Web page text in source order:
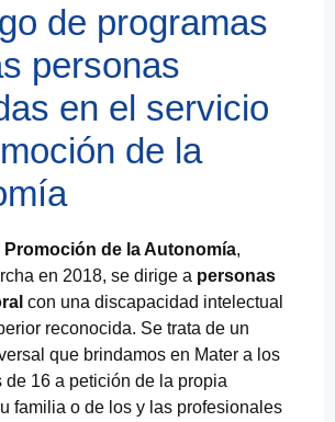
de programas
personas
en el servicio
de la
Promoción de la Autonomía,
en 2018, se dirige a personas
con una discapacidad intelectual
reconocida. Se trata de un
que brindamos en Mater a los
de 16 a petición de la propia
familia o de los y las profesionales